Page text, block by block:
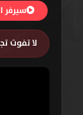
سيرفر
لا تفوت